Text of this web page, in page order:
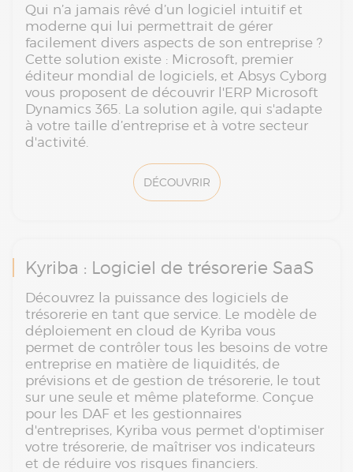
Qui n’a jamais rêvé d’un logiciel intuitif et
moderne qui lui permettrait de gérer
facilement divers aspects de son entreprise ?
Cette solution existe : Microsoft, premier
éditeur mondial de logiciels, et Absys Cyborg
vous proposent de découvrir l'ERP Microsoft
Dynamics 365. La solution agile, qui s'adapte
à votre taille d’entreprise et à votre secteur
d'activité.
DÉCOUVRIR
Kyriba : Logiciel de trésorerie SaaS
Découvrez la puissance des logiciels de
trésorerie en tant que service. Le modèle de
déploiement en cloud de Kyriba vous
permet de contrôler tous les besoins de votre
entreprise en matière de liquidités, de
prévisions et de gestion de trésorerie, le tout
sur une seule et même plateforme. Conçue
pour les DAF et les gestionnaires
d'entreprises, Kyriba vous permet d'optimiser
votre trésorerie, de maîtriser vos indicateurs
et de réduire vos risques financiers.